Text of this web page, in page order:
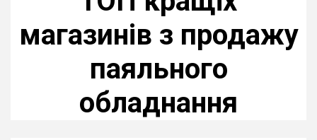
магазинів з продажу
паяльного
обладнання